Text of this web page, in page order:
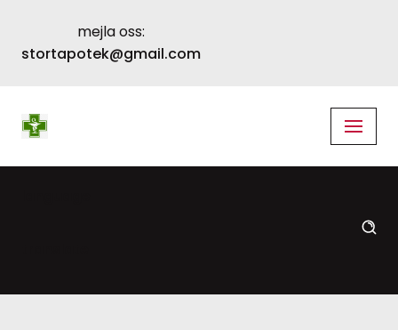
Skip
mejla oss:
stortapotek@gmail.com